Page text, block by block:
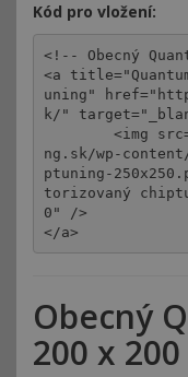
Kód pro vložení:
<!-- Obecný
<a
uning"
k/"
	<img src="https://www.quantumchiptuni
ng.sk/wp-
ptuning-
torizovaný
0" />
</a>
Obecný
200 x